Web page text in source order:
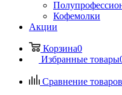
Кофемолки
Акции
Корзина0
Избранные товары
Сравнение товаров